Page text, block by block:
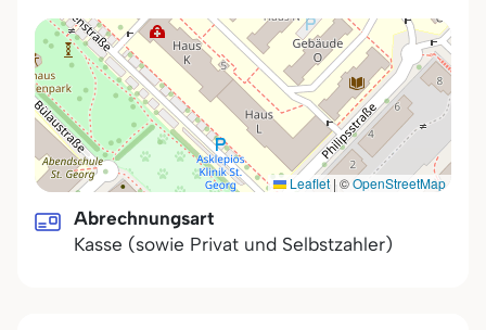
Leaflet |©OpenStreetMap
Abrechnungsart
Kasse (sowie Privat und Selbstzahler)